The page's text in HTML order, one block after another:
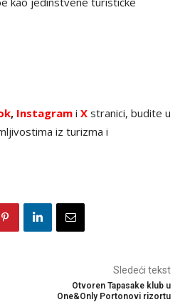
, Instagram i X stranici, budite u
iz turizma i
Sledeći tekst
Otvoren Tapasake klub u
One&Only Portonovi rizortu